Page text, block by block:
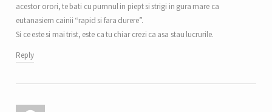
acestor orori, te bati cu pumnul in piept si strigi in gura mare ca
eutanasiem cainii “rapid si fara durere”.
Si ce este si mai trist, este ca tu chiar crezi ca asa stau lucrurile.
Reply